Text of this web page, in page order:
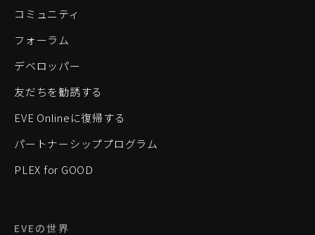
コミュニティ
フォーラム
デベロッパー
友だちを勧誘する
EVE Onlineに復帰する
パートナーシッププログラム
PLEX for GOOD
EVEの世界